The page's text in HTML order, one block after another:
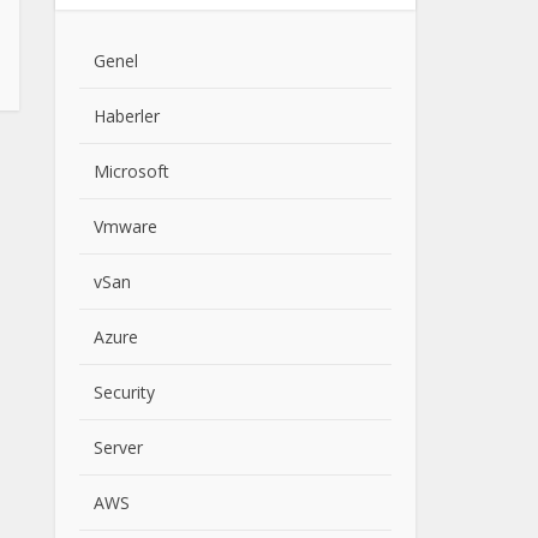
Genel
Haberler
Microsoft
Vmware
vSan
Azure
Security
Server
AWS